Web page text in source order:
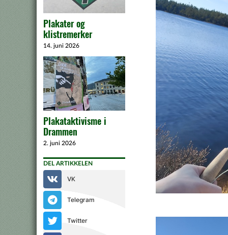
Plakater og
klistremerker
14. juni 2026
Plakataktivisme i
Drammen
2. juni 2026
DEL ARTIKKELEN
VK
Telegram
Twitter